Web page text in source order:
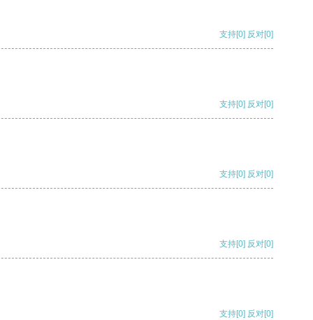
支持[0] 反对[0]
支持[0] 反对[0]
支持[0] 反对[0]
支持[0] 反对[0]
支持[0] 反对[0]